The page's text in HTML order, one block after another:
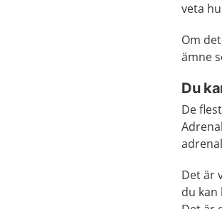
veta
Om
ämne
Du
De
Det är
du kan